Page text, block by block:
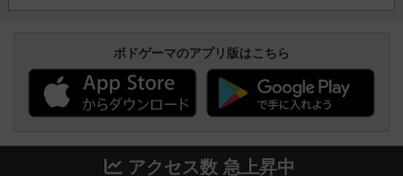
ボドゲーマのアプリ版はこちら
アクセス数 急上昇中